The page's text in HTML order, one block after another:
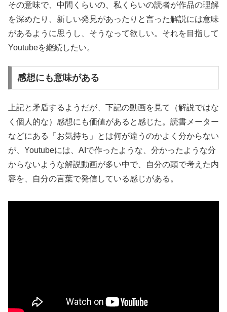
その意味で、中間くらいの、私くらいの読者が作品の理解
を深めたり、新しい発見があったりと言った解説には意味
があるように思うし、そうなって欲しい。それを目指して
Youtubeを継続したい。
感想にも意味がある
上記と矛盾するようだが、下記の動画を見て（解説ではな
く個人的な）感想にも価値があると感じた。読書メーター
などにある「お気持ち」とは何が違うのかよく分からない
が、Youtubeには、AIで作ったような、分かったような分
からないような解説動画が多い中で、自分の頭で考えた内
容を、自分の言葉で発信している感じがある。